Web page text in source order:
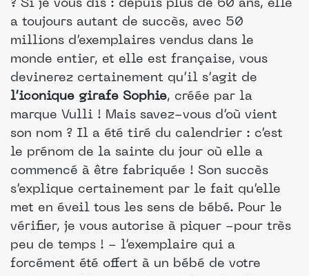
? Si je vous dis : depuis plus de 60 ans, elle
a toujours autant de succès, avec 50
millions d’exemplaires vendus dans le
monde entier, et elle est française, vous
devinerez certainement qu’il s’agit de
l’iconique girafe Sophie, créée par la
marque Vulli ! Mais savez-vous d’où vient
son nom ? Il a été tiré du calendrier : c’est
le prénom de la sainte du jour où elle a
commencé à être fabriquée ! Son succès
s’explique certainement par le fait qu’elle
met en éveil tous les sens de bébé. Pour le
vérifier, je vous autorise à piquer -pour très
peu de temps ! - l’exemplaire qui a
forcément été offert à un bébé de votre